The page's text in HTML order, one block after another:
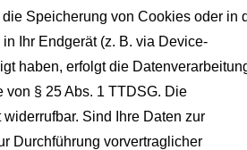
Speicherung von Cookies oder in
Ihr Endgerät (z. B. via Device-
haben, erfolgt die
von § 25 Abs. 1 TTDSG. Die
Sind Ihre Daten zur
Durchführung vorvertraglicher